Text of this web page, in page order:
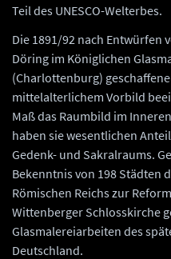
Teil des UNESCO-Welterbes.
Die 1891/92 nach Entwürfen
Döring im Königlichen
(Charlottenburg)
mittelalterlichem Vorbild
Maß das Raumbild im
haben sie wesentlichen
Gedenk- und Sakralraums.
Bekenntnis von 198 Städten
Römischen Reichs zur
Wittenberger Schlosskirche
Glasmalereiarbeiten des
Deutschland.